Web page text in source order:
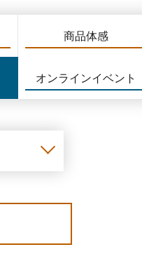
商品体感
オンラインイベント